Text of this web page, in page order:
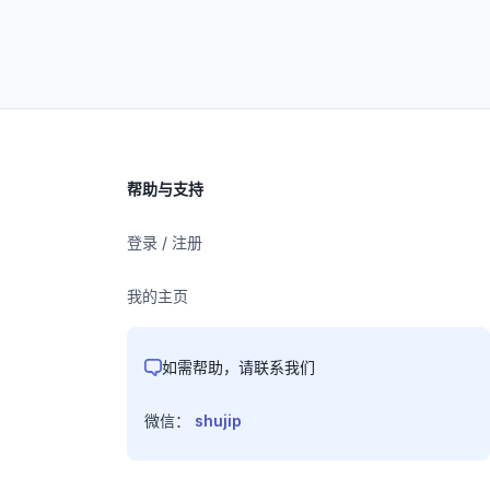
帮助与支持
登录 / 注册
我的主页
如需帮助，请联系我们
微信： shujip